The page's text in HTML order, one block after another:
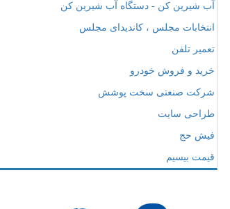
آب شیرین کن - دستگاه آب شیرین کن
انتخابات مجلس ، کاندیدای مجلس
تعمیر تلفن
خرید و فروش خودرو
شرکت صنعتی سخت پوشش
طراحی سایت
فیش حج
قیمت بیسیم